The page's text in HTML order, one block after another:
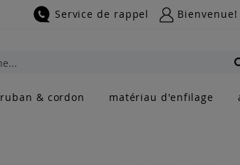
Service de rappel Bienvenue!
ruban & cordon matériau d'enfilage